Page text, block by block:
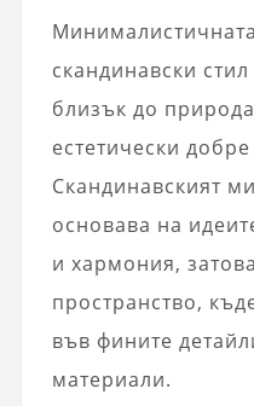
скандинавски
близък до
естетически
Скандинавският
основава на
и хармония,
пространство,
във фините
материали.